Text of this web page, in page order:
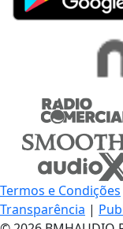
Termos e Condições
Transparência |